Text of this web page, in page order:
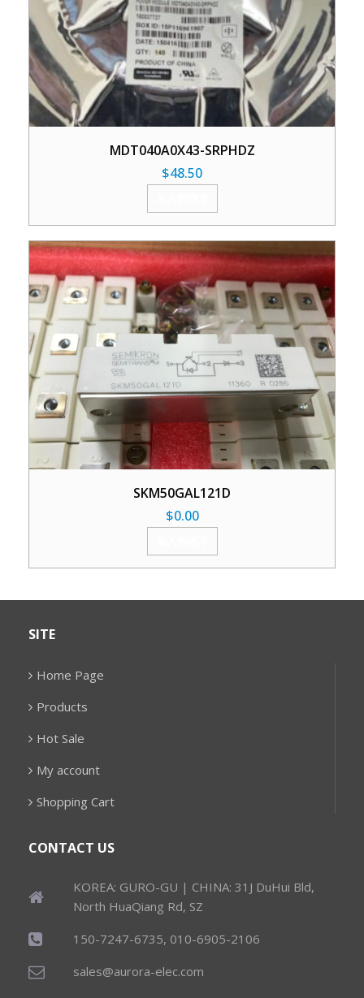
MDT040A0X43-SRPHDZ
$48.50
SKM50GAL121D
$0.00
SITE
Home Page
Products
Hot Sale
My account
Shopping Cart
CONTACT US
KOREA: GURO-GU | CHINA: 31J DuHui Bld,
North HuaQiang Rd, SZ
150-7247-6735, 010-6905-2106
sales@aurora-elec.com